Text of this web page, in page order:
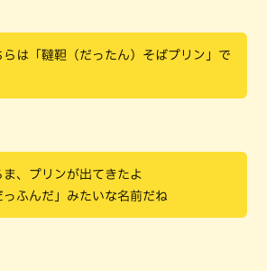
らは「韃靼（だったん）そばプリン」で
ま、プリンが出てきたよ
っふんだ」みたいな名前だね